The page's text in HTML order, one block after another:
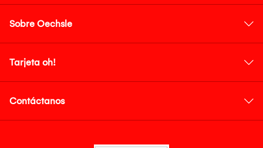
Sobre Oechsle
Tarjeta oh!
Contáctanos